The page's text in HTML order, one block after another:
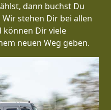
dann buchst Du
stehen Dir bei allen
können Dir viele
neuen Weg geben.